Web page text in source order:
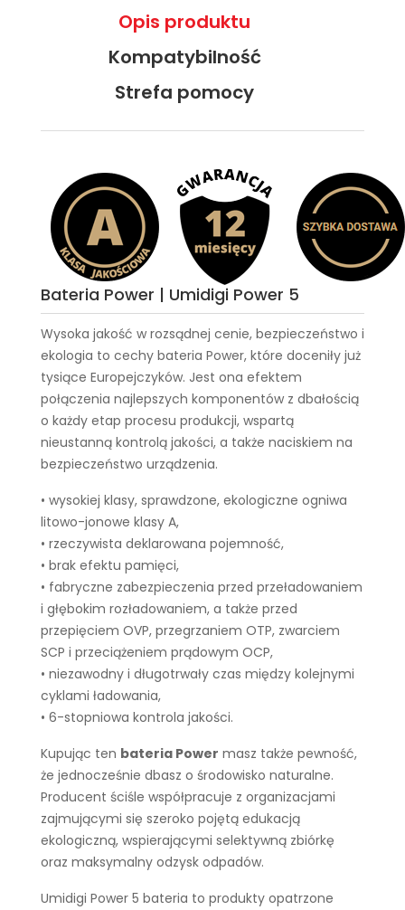
Opis produktu
Kompatybilność
Strefa pomocy
Bateria Power | Umidigi Power 5
Wysoka jakość w rozsądnej cenie, bezpieczeństwo i
ekologia to cechy bateria Power, które doceniły już
tysiące Europejczyków. Jest ona efektem
połączenia najlepszych komponentów z dbałością
o każdy etap procesu produkcji, wspartą
nieustanną kontrolą jakości, a także naciskiem na
bezpieczeństwo urządzenia.
• wysokiej klasy, sprawdzone, ekologiczne ogniwa
litowo-jonowe klasy A,
• rzeczywista deklarowana pojemność,
• brak efektu pamięci,
• fabryczne zabezpieczenia przed przeładowaniem
i głębokim rozładowaniem, a także przed
przepięciem OVP, przegrzaniem OTP, zwarciem
SCP i przeciążeniem prądowym OCP,
• niezawodny i długotrwały czas między kolejnymi
cyklami ładowania,
• 6-stopniowa kontrola jakości.
Kupując ten bateria Power masz także pewność,
że jednocześnie dbasz o środowisko naturalne.
Producent ściśle współpracuje z organizacjami
zajmującymi się szeroko pojętą edukacją
ekologiczną, wspierającymi selektywną zbiórkę
oraz maksymalny odzysk odpadów.
Umidigi Power 5 bateria to produkty opatrzone